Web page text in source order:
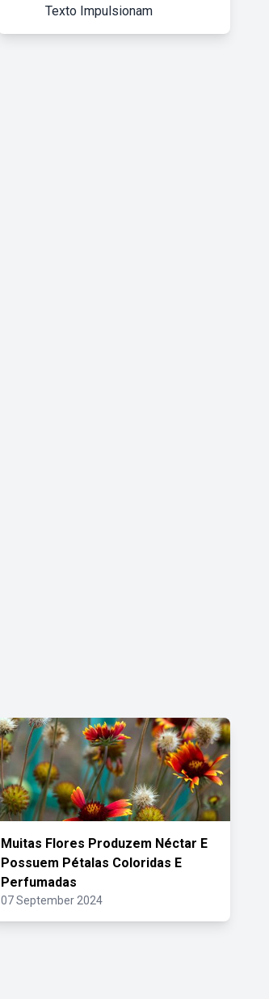
Texto Impulsionam
Muitas Flores Produzem Néctar E
Possuem Pétalas Coloridas E
Perfumadas
07 September 2024